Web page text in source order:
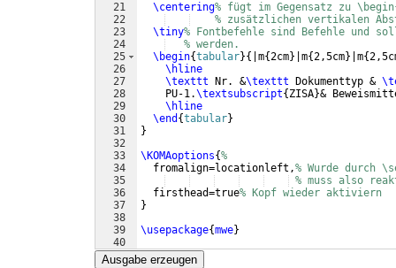
21
22
23
24
25
26
27
28
29
30
31
32
33
34
35
36
37
38
39
40
41
\centering% fügt im Gegensatz zu
% zusätzlichen vertikalen
\tiny% Fontbefehle sind Befehle und
% werden.
\begin{tabular}{ |m{2cm} |m{2,5cm} |m{
\hline
\texttt Nr. &\texttt Dokumenttyp &
    PU-1.
\textsubscript{ ZISA}&
\hline
\end {tabular}
}
\KOMAoptions{%
  fromalign=locationleft,
% Wurde durch
% muss also
  firsthead=true
% Kopf wieder aktiviern
}
\usepackage{mwe}
\begin{document
Ausgabe erzeugen